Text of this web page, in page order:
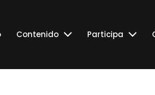
Contenido Participa